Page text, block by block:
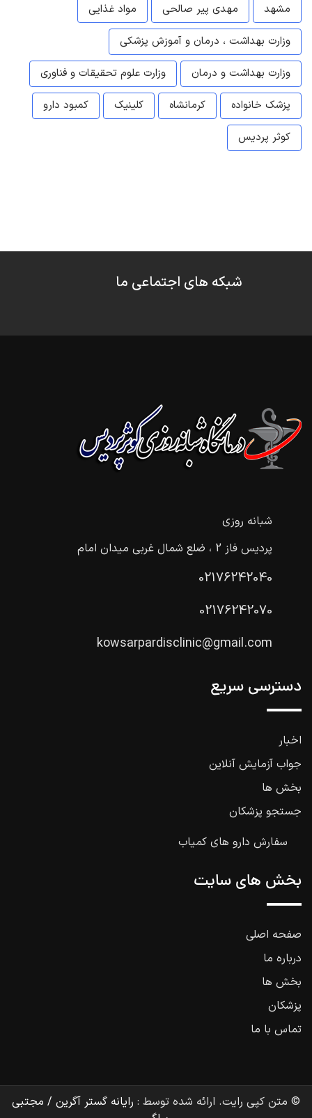
مشهد
مهدی پیر صالحی
مواد غذایی
وزارت بهداشت ، درمان و آموزش پزشکی
وزارت بهداشت و درمان
وزارت علوم تحقیقات و فناوری
پزشک خانواده
کرمانشاه کلینیک
کمبود دارو
کوثر پردیس
شبکه های اجتماعی ما
شبانه روزی
پردیس فاز 2 ، ضلع شمال غربی میدان امام
02176242040
02176242070
kowsarpardisclinic@gmail.com
دسترسی سریع
اخبار
جواب آزمایش آنلاین
بخش ها
جستجو پزشکان
سفارش دارو های کمیاب
بخش های سایت
صفحه اصلی
درباره ما
بخش ها
پزشکان
تماس با ما
© متن کپی رایت. ارائه شده توسط : رایانه گستر آگرین / مجتبی